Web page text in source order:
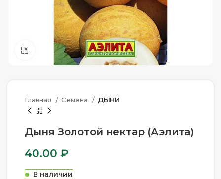
Нажмите, чтобы увеличить
Главная Семена ДЫНИ
Дыня Золотой нектар (Аэлита)
40.00 ₽
В наличии